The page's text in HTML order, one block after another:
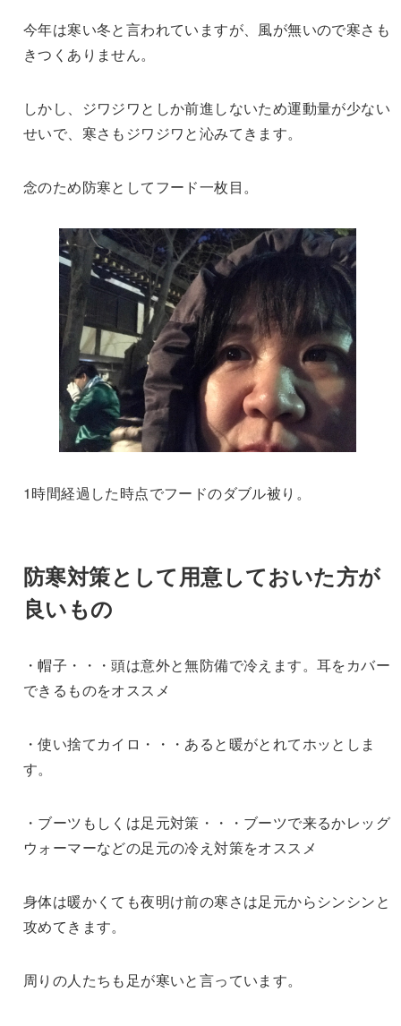
今年は寒い冬と言われていますが、風が無いので寒さも
きつくありません。
しかし、ジワジワとしか前進しないため運動量が少ない
せいで、寒さもジワジワと沁みてきます。
念のため防寒としてフード一枚目。
1時間経過した時点でフードのダブル被り。
防寒対策として用意しておいた方が
良いもの
・帽子・・・頭は意外と無防備で冷えます。耳をカバー
できるものをオススメ
・使い捨てカイロ・・・あると暖がとれてホッとしま
す。
・ブーツもしくは足元対策・・・ブーツで来るかレッグ
ウォーマーなどの足元の冷え対策をオススメ
身体は暖かくても夜明け前の寒さは足元からシンシンと
攻めてきます。
周りの人たちも足が寒いと言っています。